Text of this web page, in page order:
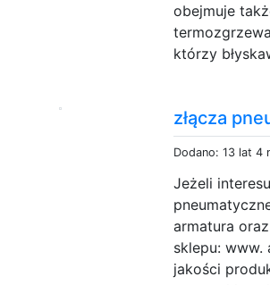
obejmuje
którzy
złącza
Dodano: 13 lat 4
Jeżeli
armatura
sklepu: www.
jakości